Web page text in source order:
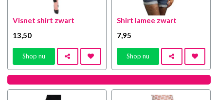
Visnet shirt zwart
13,50
Shop nu
Shirt lamee zwart
7,95
Shop nu